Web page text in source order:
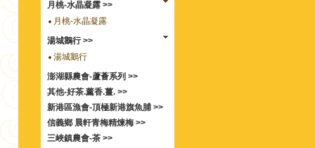
月桃-水晶凝露 >>
月桃-水晶凝露
湯城鵝行 >>
湯城鵝行
澎湖縣農會-蘆薈系列 >>
其他-好茶.薰香.薑. >>
新港區漁會-頂極新港旗魚脯 >>
信義鄉 晨軒青梅精煉梅 >>
三峽鎮農會-茶 >>